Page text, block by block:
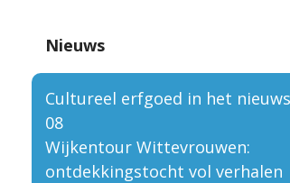
Nieuws
Cultureel erfgoed in het
08
Wijkentour Wittevrouwen:
ontdekkingstocht vol verhalen